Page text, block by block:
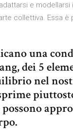
e
collettiva. Essa
una
dei 5
nel
possono